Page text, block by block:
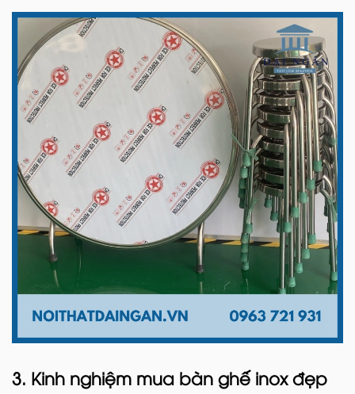
3. Kinh nghiệm mua bàn ghế inox đẹp